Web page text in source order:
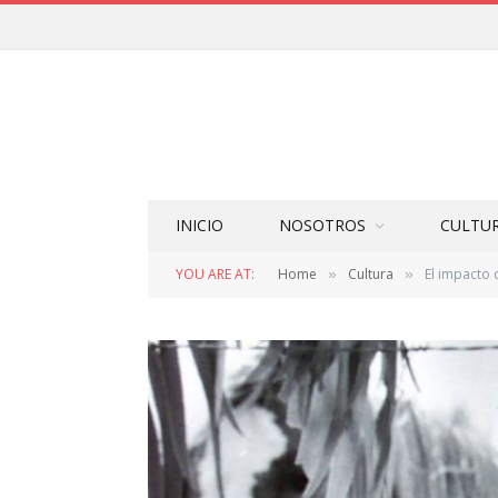
INICIO NOSOTROS
YOU ARE AT: Home » Cultura » El impacto